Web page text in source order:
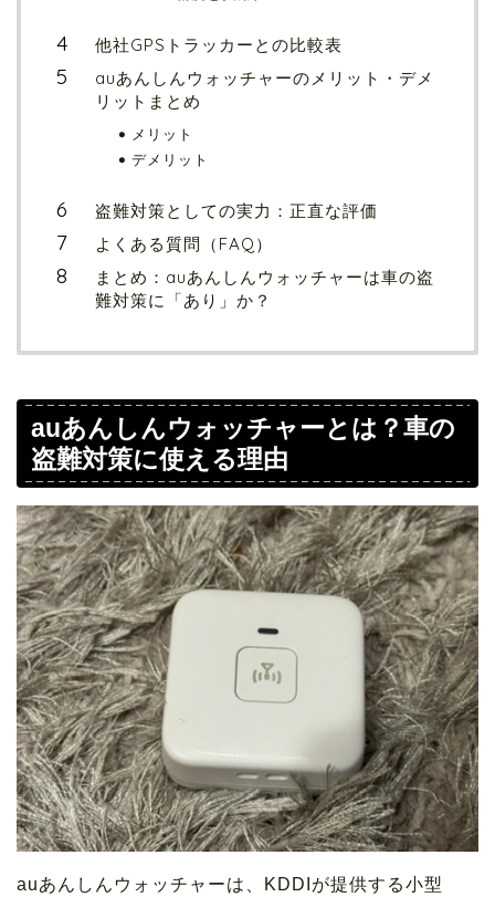
他社GPSトラッカーとの比較表
auあんしんウォッチャーのメリット・デメ
リットまとめ
メリット
デメリット
盗難対策としての実力：正直な評価
よくある質問（FAQ）
まとめ：auあんしんウォッチャーは車の盗
難対策に「あり」か？
auあんしんウォッチャーとは？車の
盗難対策に使える理由
auあんしんウォッチャーは、KDDIが提供する小型